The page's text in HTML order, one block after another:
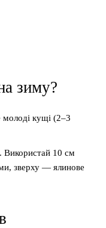
зиму?
кущі (2–3
Використай 10 см
зверху — ялинове